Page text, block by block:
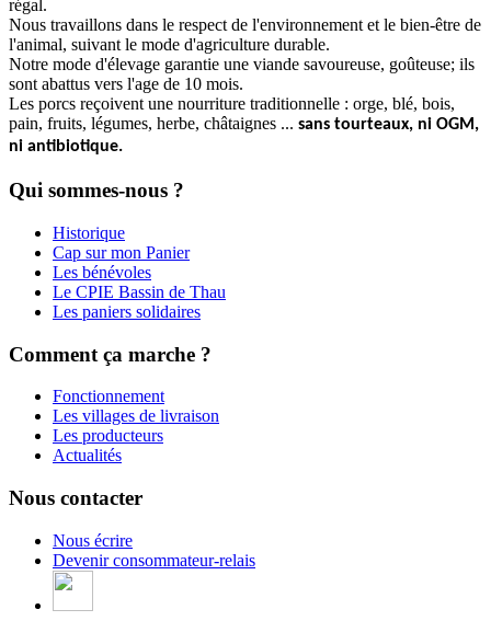
régal.
Nous travaillons dans le respect de l'environnement et le bien-être de
l'animal, suivant le mode d'agriculture durable.
Notre mode d'élevage garantie une viande savoureuse, goûteuse; ils
sont abattus vers l'age de 10 mois.
Les porcs reçoivent une nourriture traditionnelle : orge, blé, bois,
pain, fruits, légumes, herbe, châtaignes ... sans tourteaux, ni OGM,
ni antibiotique.
Qui sommes-nous ?
Historique
Cap sur mon Panier
Les bénévoles
Le CPIE Bassin de Thau
Les paniers solidaires
Comment ça marche ?
Fonctionnement
Les villages de livraison
Les producteurs
Actualités
Nous contacter
Nous écrire
Devenir consommateur-relais